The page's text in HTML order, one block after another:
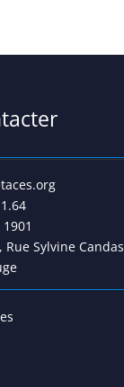
Rue Sylvine Candas